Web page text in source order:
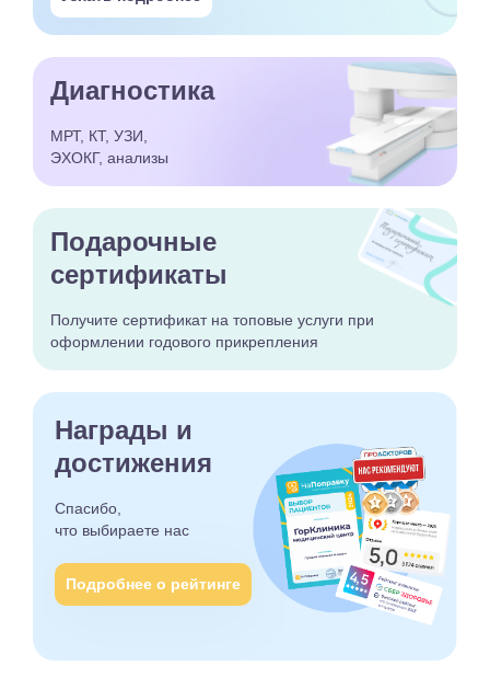
Диагностика
МРТ, КТ, УЗИ,
ЭХОКГ, анализы
Подарочные
сертификаты
Получите сертификатна топовые услуги при
оформлении годового прикрепления
Награды и
достижения
Спасибо,
что выбираете нас
Подробнее о рейтинге